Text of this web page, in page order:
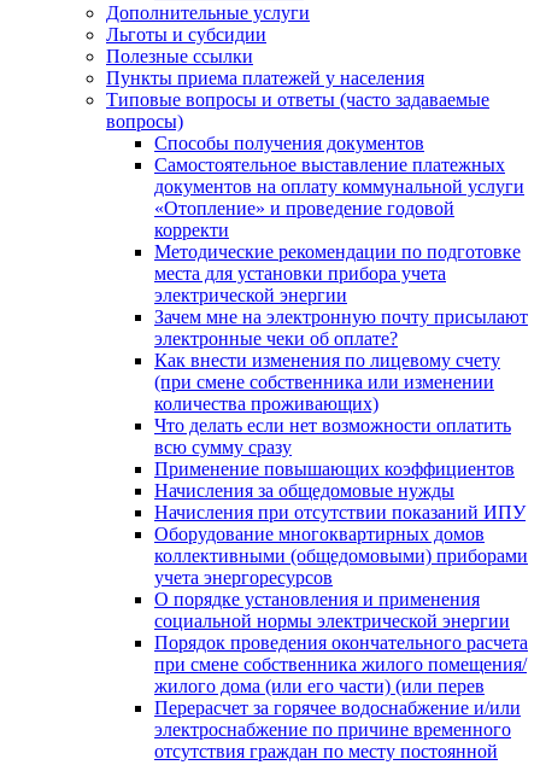
Дополнительные услуги
Льготы и субсидии
Полезные ссылки
Пункты приема платежей у населения
Типовые вопросы и ответы (часто задаваемые
вопросы)
Способы получения документов
Самостоятельное выставление платежных
документов на оплату коммунальной услуги
«Отопление» и проведение годовой
корректи
Методические рекомендации по подготовке
места для установки прибора учета
электрической энергии
Зачем мне на электронную почту присылают
электронные чеки об оплате?
Как внести изменения по лицевому счету
(при смене собственника или изменении
количества проживающих)
Что делать если нет возможности оплатить
всю сумму сразу
Применение повышающих коэффициентов
Начисления за общедомовые нужды
Начисления при отсутствии показаний ИПУ
Оборудование многоквартирных домов
коллективными (общедомовыми) приборами
учета энергоресурсов
О порядке установления и применения
социальной нормы электрической энергии
Порядок проведения окончательного расчета
при смене собственника жилого помещения/
жилого дома (или его части) (или перев
Перерасчет за горячее водоснабжение и/или
электроснабжение по причине временного
отсутствия граждан по месту постоянной